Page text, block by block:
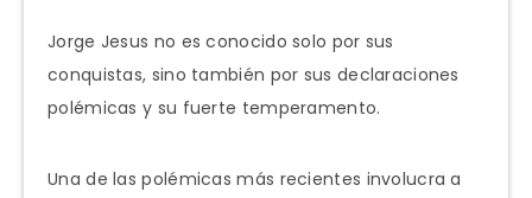
Jorge Jesus no es conocido solo por sus
conquistas, sino también por sus declaraciones
polémicas y su fuerte temperamento.
Una de las polémicas más recientes involucra a